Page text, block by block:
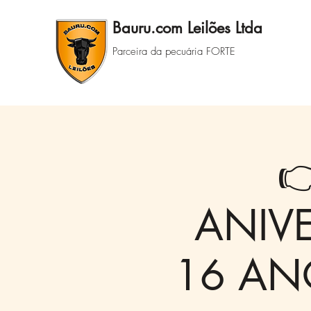
Bauru.com Leilões Ltda
Parceira da pecuária FORTE
16